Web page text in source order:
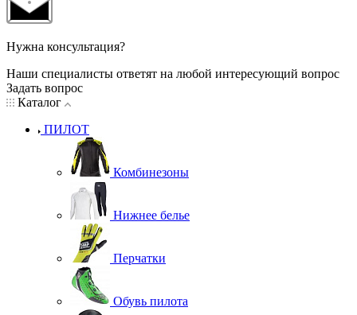
Нужна консультация?
Наши специалисты ответят на любой интересующий вопрос
Задать вопрос
Каталог
ПИЛОТ
Комбинезоны
Нижнее белье
Перчатки
Обувь пилота